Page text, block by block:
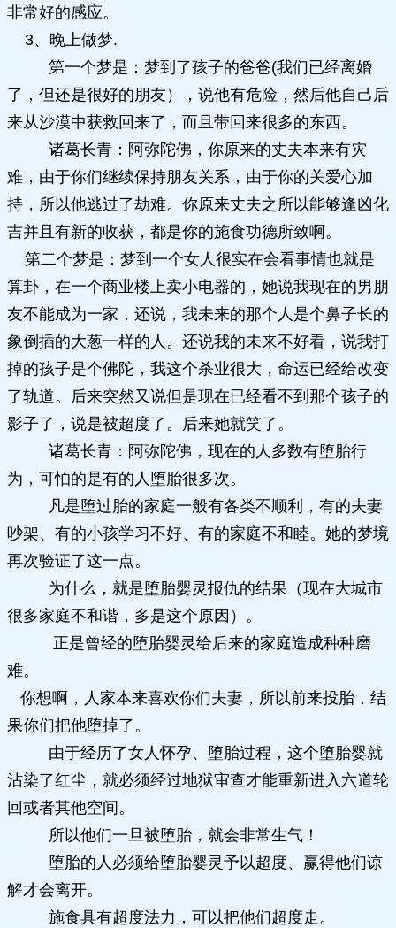
非常好的感应。
3、晚上做梦.
第一个梦是：梦到了孩子的爸爸(我们已经离婚
了，但还是很好的朋友），说他有危险，然后他自己后
来从沙漠中获救回来了，而且带回来很多的东西。
诸葛长青：阿弥陀佛，你原来的丈夫本来有灾
难，由于你们继续保持朋友关系，由于你的关爱心加
持，所以他逃过了劫难。你原来丈夫之所以能够逢凶化
吉并且有新的收获，都是你的施食功德所致啊。
第二个梦是：梦到一个女人很实在会看事情也就是
算卦，在一个商业楼上卖小电器的，她说我现在的男朋
友不能成为一家，还说，我未来的那个人是个鼻子长的
象倒插的大葱一样的人。还说我的未来不好看，说我打
掉的孩子是个佛陀，我这个杀业很大，命运已经给改变
了轨道。后来突然又说但是现在已经看不到那个孩子的
影子了，说是被超度了。后来她就笑了。
诸葛长青：阿弥陀佛，现在的人多数有堕胎行
为，可怕的是有的人堕胎很多次。
凡是堕过胎的家庭一般有各类不顺利，有的夫妻
吵架、有的小孩学习不好、有的家庭不和睦。她的梦境
再次验证了这一点。
为什么，就是堕胎婴灵报仇的结果（现在大城市
很多家庭不和谐，多是这个原因）。
正是曾经的堕胎婴灵给后来的家庭造成种种磨
难。
你想啊，人家本来喜欢你们夫妻，所以前来投胎，结
果你们把他堕掉了。
由于经历了女人怀孕、堕胎过程，这个堕胎婴就
沾染了红尘，就必须经过地狱审查才能重新进入六道轮
回或者其他空间。
所以他们一旦被堕胎，就会非常生气！
堕胎的人必须给堕胎婴灵予以超度、赢得他们谅
解才会离开。
施食具有超度法力，可以把他们超度走。